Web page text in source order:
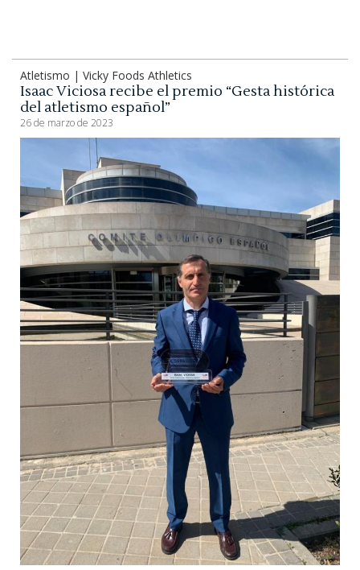
Atletismo | Vicky Foods Athletics
Isaac Viciosa recibe el premio “Gesta histórica
del atletismo español”
26 de marzo de 2023